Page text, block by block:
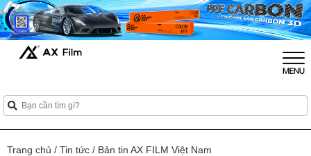
Trang chủ / Tin tức / Bản tin AX FILM Việt Nam